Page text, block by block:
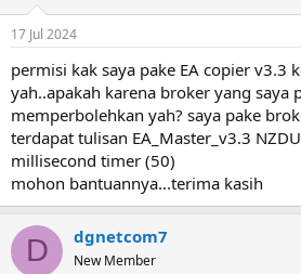
s
17 Jul 2024
permisi kak saya pake EA copier v3.3
yah..apakah karena broker yang saya
memperbolehkan yah? saya pake
terdapat tulisan EA_Master_v3.3
millisecond timer (50)
mohon bantuannya...terima kasih
D dgnetcom7
New Member